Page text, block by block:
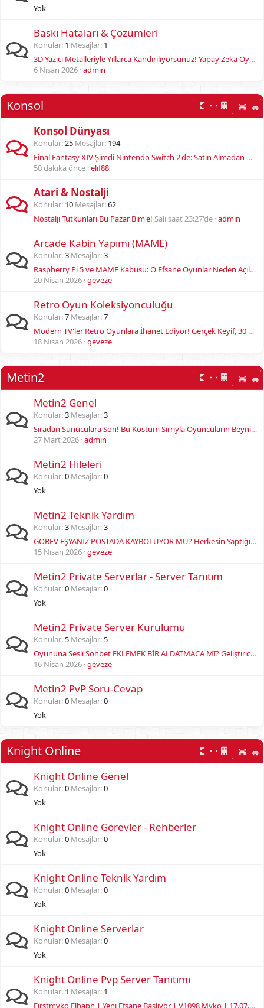
Yok
Baskı Hataları & Çözümleri
Konular 1 Mesajlar 1
3D Yazıcı Metalleriyle Yıllarca Kandırılıyorsunuz! Yapay Zeka Oyunu Değiştirdi
6 Nisan 2026 admin
Konsol
Konsol Dünyası
Konular 25 Mesajlar 194
Final Fantasy XIV Şimdi Nintendo Switch 2'de: Satın Almadan Oynamanın Yolu!
50 dakika önce elif88
Atari & Nostalji
Konular 10 Mesajlar 62
Nostalji Tutkunları Bu Pazar Bim'e! Salı saat 23:27'de admin
Arcade Kabin Yapımı (MAME)
Konular 3 Mesajlar 3
Raspberry Pi 5 ve MAME Kabusu: O Efsane Oyunlar Neden Açılmıyor? İşte Şok Eden Gerçek!
20 Nisan 2026 geveze
Retro Oyun Koleksiyonculuğu
Konular 7 Mesajlar 7
Modern TV'ler Retro Oyunlara İhanet Ediyor! Gerçek Keyif, 30 Yıllık Bir Sırda Gizli
18 Nisan 2026 geveze
Metin2
Metin2 Genel
Konular 3 Mesajlar 3
Sıradan Sunuculara Son! Bu Kostüm Sırrıyla Oyuncuların Beynine Kazınacaksın!
27 Mart 2026 admin
Metin2 Hileleri
Konular 0 Mesajlar 0
Yok
Metin2 Teknik Yardım
Konular 3 Mesajlar 3
GÖREV EŞYANIZ POSTADA KAYBOLUYOR MU? Herkesin Yaptığı O Sinsi Hatayı Keşfettim!
15 Nisan 2026 geveze
Metin2 Private Serverlar - Server Tanıtım
Konular 0 Mesajlar 0
Yok
Metin2 Private Server Kurulumu
Konular 5 Mesajlar 5
Oyununa Sesli Sohbet EKLEMEK BİR ALDATMACA MI? Geliştiricilerin Senden Gizlediği GERÇEK!
16 Nisan 2026 geveze
Metin2 PvP Soru-Cevap
Konular 0 Mesajlar 0
Yok
Knight Online
Knight Online Genel
Konular 0 Mesajlar 0
Yok
Knight Online Görevler - Rehberler
Konular 0 Mesajlar 0
Yok
Knight Online Teknik Yardım
Konular 0 Mesajlar 0
Yok
Knight Online Serverlar
Konular 0 Mesajlar 0
Yok
Knight Online Pvp Server Tanıtımı
Konular 1 Mesajlar 1
Fırstmyko Elbaph | Yeni Efsane Başlıyor | V1098 Myko | 17.07.2026 | 21:00 Offi̇ci̇al